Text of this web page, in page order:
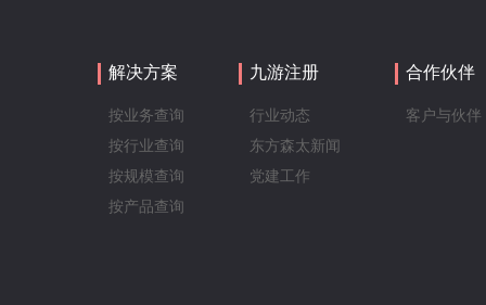
解决方案
按业务查询
按行业查询
按规模查询
按产品查询
九游注册
行业动态
东方森太新闻
党建工作
合作伙伴
客户与伙伴